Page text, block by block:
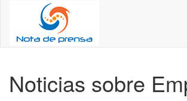
Noticias sobre